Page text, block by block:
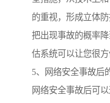
的重视，形成立体
把出现事故的概率
估系统可以让您很方
5、网络安全事故后
网络安全事故后可